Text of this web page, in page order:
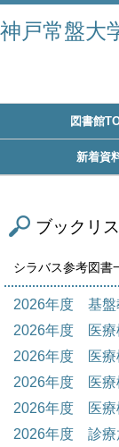
神戸常盤大
図書館
新着資
ブックリ
シラバス参考図書
2026年度 基盤
2026年度 医療
2026年度 医療
2026年度 医療
2026年度 医療
2026年度 診療